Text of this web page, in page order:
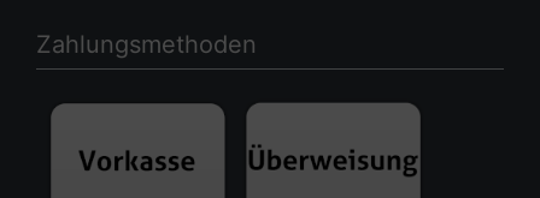
Zahlungsmethoden